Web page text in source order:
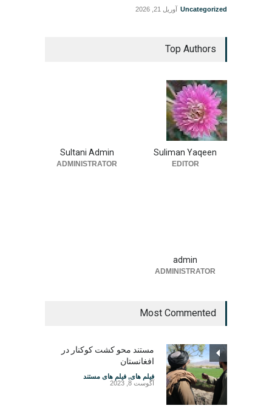
Uncategorized آوریل 21, 2026
Top Authors
Suliman Yaqeen
EDITOR
Sultani Admin
ADMINISTRATOR
admin
ADMINISTRATOR
Most Commented
مستند محو کشت کوکنار در
افغانستان
فیلم های, فیلم های مستند
آگوست 8, 2023